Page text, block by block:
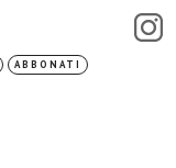
ABBONATI